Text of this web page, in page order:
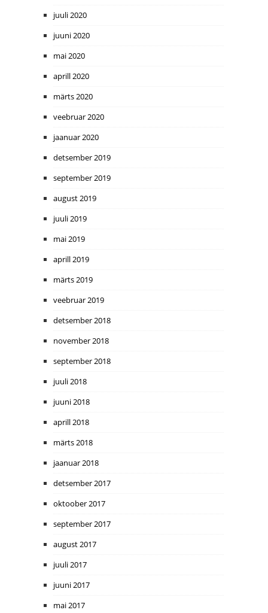
juuli 2020
juuni 2020
mai 2020
aprill 2020
märts 2020
veebruar 2020
jaanuar 2020
detsember 2019
september 2019
august 2019
juuli 2019
mai 2019
aprill 2019
märts 2019
veebruar 2019
detsember 2018
november 2018
september 2018
juuli 2018
juuni 2018
aprill 2018
märts 2018
jaanuar 2018
detsember 2017
oktoober 2017
september 2017
august 2017
juuli 2017
juuni 2017
mai 2017